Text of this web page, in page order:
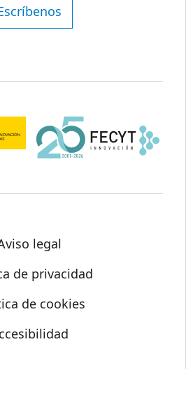
legal
de privacidad
de cookies